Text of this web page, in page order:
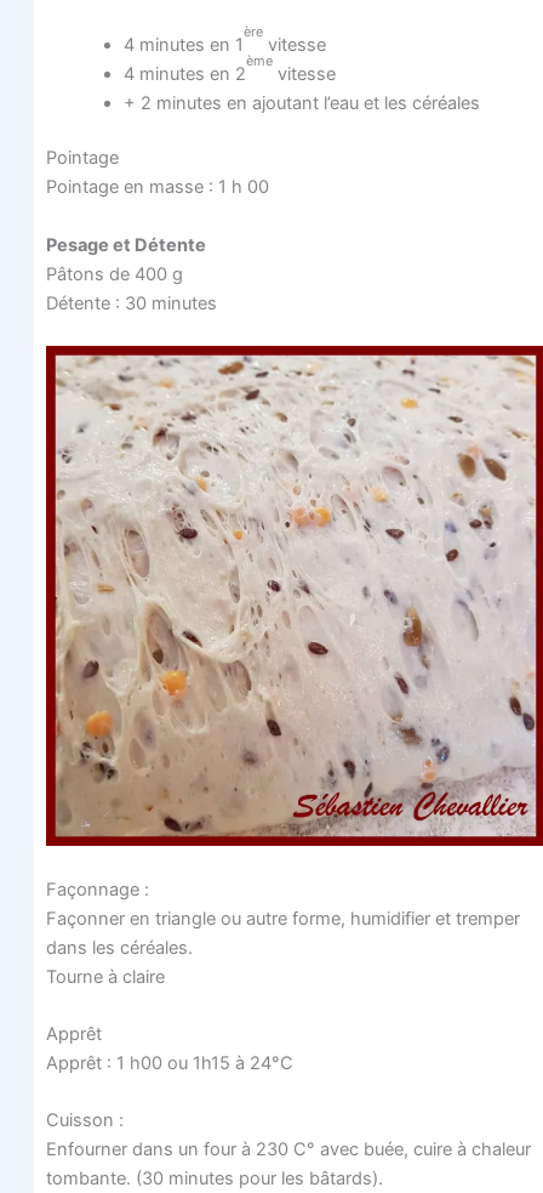
4 minutes en 1
ère
vitesse
4 minutes en 2
ème
vitesse
+ 2 minutes en ajou­tant l’eau et les céréales
Poin­tage
Poin­tage en masse : 1 h 00
Pesage et Détente
Pâtons de 400 g
Détente : 30 minutes
Façon­nage :
Façon­ner en tri­angle ou autre forme, humi­di­fier et trem­per
dans les céréales.
Tourne à claire
Apprêt
Apprêt : 1 h00 ou 1h15 à 24°C
Cuis­son :
Enfour­ner dans un four à 230 C° avec buée, cuire à cha­leur
tom­bante. (30 minutes pour les bâtards).